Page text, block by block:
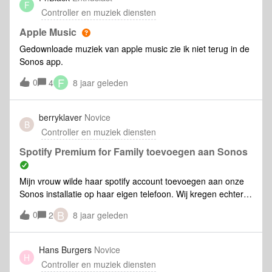
perfect gelukt. Ik kan muziek afspelen en vlot switchen van
radio naar afspeellijsten en omgekeerd, zowel via de
macbook als de iphone. Maar als ik mijn scherm van mijn
macbook sluit, valt mijn muziek van de afspeellijst na enkele
minuten weg en kan ik niet meer verder luisteren. Ik krijg de
melding dat er geen verbinding kan gemaakt worden met de
map. Enkel radio werkt nog. Is dit normaal? Want zie ik mijn
open/aanzetten om naar mijn muziek te kunnen luisteren?
Dit zou wel jammer zijn. Alvast bedankt!
F
Controller en muziek diensten
Apple Music
Gedownloade muziek van apple music zie ik niet terug in de
Sonos app.
0
4 F 8 jaar geleden
B
berryklaver Novice
Controller en muziek diensten
Spotify Premium for Family toevoegen aan Sonos
Mijn vrouw wilde haar spotify account toevoegen aan onze
Sonos installatie op haar eigen telefoon. Wij kregen echter
de melding dat dat niet mogelijk was. Weet iemand of dat
wel kan en hoe dat dan moet.
0 2 B 8 jaar geleden
H
Hans Burgers Novice
Controller en muziek diensten